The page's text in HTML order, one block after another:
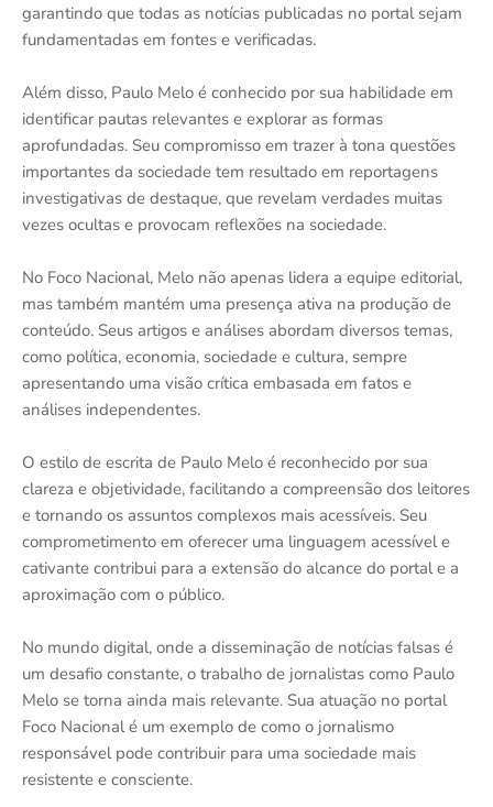
garantindo que todas as notícias publicadas no portal sejam
fundamentadas em fontes e verificadas.
Além disso, Paulo Melo é conhecido por sua habilidade em
identificar pautas relevantes e explorar as formas
aprofundadas. Seu compromisso em trazer à tona questões
importantes da sociedade tem resultado em reportagens
investigativas de destaque, que revelam verdades muitas
vezes ocultas e provocam reflexões na sociedade.
No Foco Nacional, Melo não apenas lidera a equipe editorial,
mas também mantém uma presença ativa na produção de
conteúdo. Seus artigos e análises abordam diversos temas,
como política, economia, sociedade e cultura, sempre
apresentando uma visão crítica embasada em fatos e
análises independentes.
O estilo de escrita de Paulo Melo é reconhecido por sua
clareza e objetividade, facilitando a compreensão dos leitores
e tornando os assuntos complexos mais acessíveis. Seu
comprometimento em oferecer uma linguagem acessível e
cativante contribui para a extensão do alcance do portal e a
aproximação com o público.
No mundo digital, onde a disseminação de notícias falsas é
um desafio constante, o trabalho de jornalistas como Paulo
Melo se torna ainda mais relevante. Sua atuação no portal
Foco Nacional é um exemplo de como o jornalismo
responsável pode contribuir para uma sociedade mais
resistente e consciente.